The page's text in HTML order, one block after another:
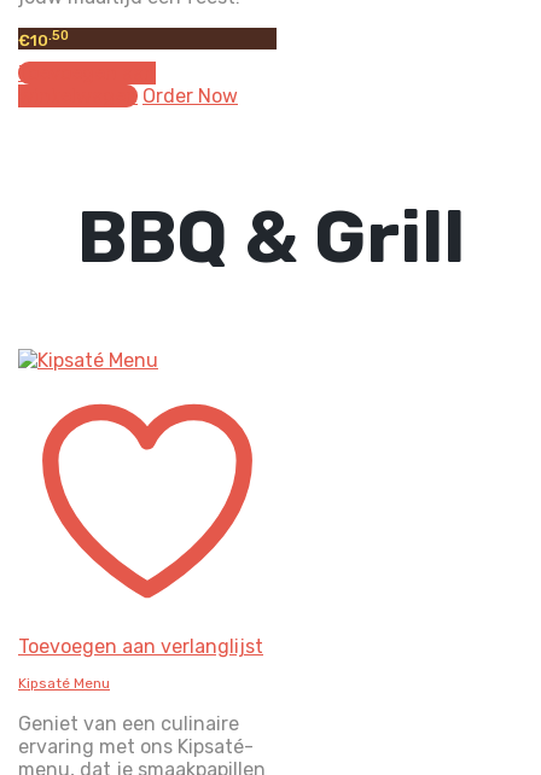
€10.50
Toevoegen aan
winkelwagen Order Now
BBQ & Grill
Toevoegen aan verlanglijst
Kipsaté Menu
Geniet van een culinaire
ervaring met ons Kipsaté-
menu, dat je smaakpapillen